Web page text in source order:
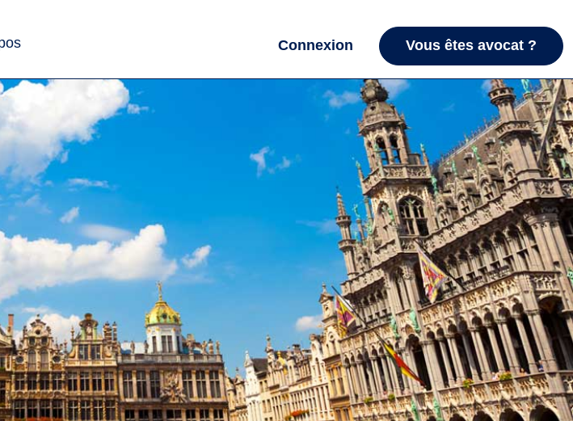
Connexion Vous êtes avocat ?